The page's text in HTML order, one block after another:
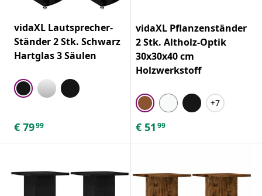
vidaXL Lautsprecher-
Ständer 2 Stk. Schwarz
Hartglas 3 Säulen
€ 7999
vidaXL Pflanzenständer
2 Stk. Altholz-Optik
30x30x40 cm
Holzwerkstoff
+7
€ 51 99